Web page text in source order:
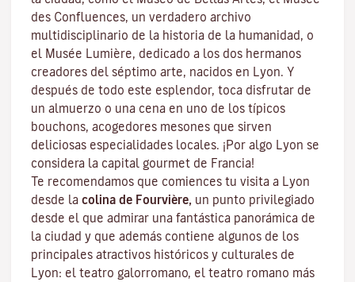
des Confluences, un verdadero archivo
multidisciplinario de la historia de la humanidad, o
el Musée Lumière, dedicado a los dos hermanos
creadores del séptimo arte, nacidos en Lyon. Y
después de todo este esplendor, toca disfrutar de
un almuerzo o una cena en uno de los típicos
bouchons, acogedores mesones que sirven
deliciosas especialidades locales. ¡Por algo Lyon se
considera la capital gourmet de Francia!
Te recomendamos que comiences tu visita a Lyon
desde la colina de Fourvière, un punto privilegiado
desde el que admirar una fantástica panorámica de
la ciudad y que además contiene algunos de los
principales atractivos históricos y culturales de
Lyon: el teatro galorromano, el teatro romano más